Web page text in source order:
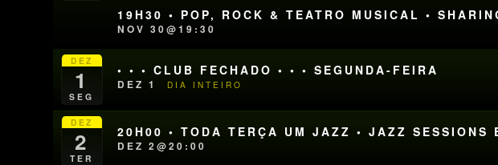
19H30 • POP, ROCK & TEATRO MUSICAL •
NOV 30@19:30
DEZ
1
SEG
• • • CLUB FECHADO • • • SEGUNDA-FEIRA
DEZ 1 DIA INTEIRO
DEZ
2
TER
20H00 • TODA TERÇA UM JAZZ • JAZZ SESSIONS
DEZ 2@20:00